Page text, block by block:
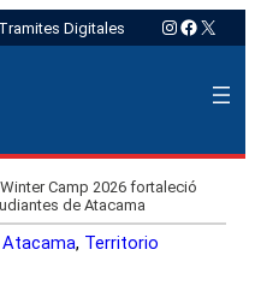
Tramites Digitales Instagram
X
Camp 2026 fortaleció
de Atacama
Atacama, Territorio